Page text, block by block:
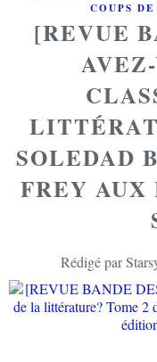
COUPS
[REVUE
SOLEDAD
FREY AUX
Rédigé par